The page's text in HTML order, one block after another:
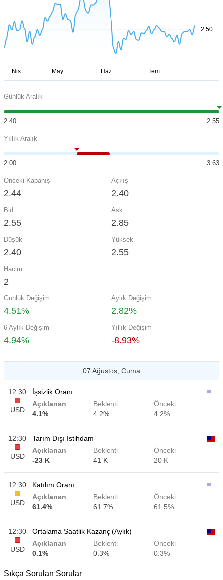
Günlük Aralık
2.40 2.55
Yıllık Aralık
2.00 3.63
Önceki Kapanış
2.44
Açılış
2.40
Bid
2.55
Ask
2.85
Düşük
2.40
Yüksek
2.55
Hacim
2
Günlük Değişim
4.51%
Aylık Değişim
2.82%
6 Aylık Değişim
4.94%
Yıllık Değişim
-8.93%
07 Ağustos, Cuma
12:30
USD
İşsizlik Oranı
Açıklanan
4.1%
Beklenti
4.2%
Önceki
4.2%
12:30
USD
Tarım Dışı İstihdam
Açıklanan
-23 K
Beklenti
41 K
Önceki
20 K
12:30
USD
Katılım Oranı
Açıklanan
61.4%
Beklenti
61.7%
Önceki
61.5%
12:30
USD
Ortalama Saatlik Kazanç (Aylık)
Açıklanan
0.1%
Beklenti
0.3%
Önceki
0.3%
12:30 Ortalama Saatlik Kazanç (Yıllık)
Sıkça Sorulan Sorular